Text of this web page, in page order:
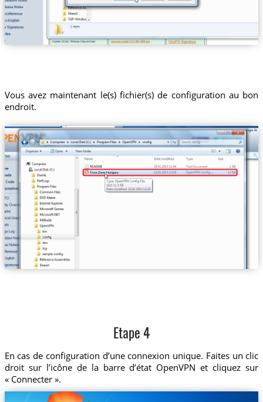
Vous avez maintenant le(s) fichier(s) de configuration au bon
endroit.
Trust.Zone-Hungary
Etape 4
En cas de configuration d’une connexion unique. Faites un clic
droit sur l’icône de la barre d’état OpenVPN et cliquez sur
« Connecter ».